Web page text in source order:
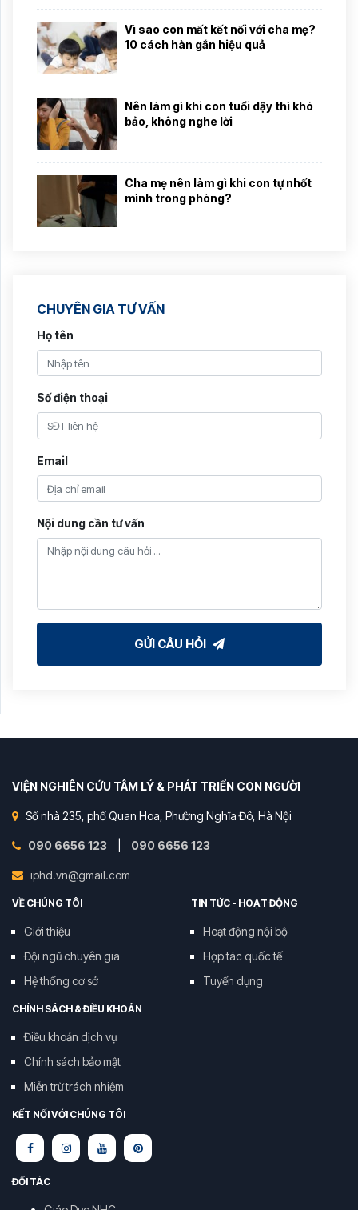
Vì sao con mất kết nối với cha mẹ?
10 cách hàn gắn hiệu quả
Nên làm gì khi con tuổi dậy thì khó
bảo, không nghe lời
Cha mẹ nên làm gì khi con tự nhốt
mình trong phòng?
CHUYÊN GIA TƯ VẤN
Họ tên
Số điện thoại
Email
Nội dung cần tư vấn
GỬI CÂU HỎI
VIỆN NGHIÊN CỨU TÂM LÝ & PHÁT TRIỂN CON NGƯỜI
Số nhà 235, phố Quan Hoa, Phường Nghĩa Đô, Hà Nội
090 6656 123 090 6656 123
iphd.vn@gmail.com
VỀ CHÚNG TÔI
Giới thiệu
Đội ngũ chuyên gia
Hệ thống cơ sở
TIN TỨC - HOẠT ĐỘNG
Hoạt động nội bộ
Hợp tác quốc tế
Tuyển dụng
CHÍNH SÁCH & ĐIỀU KHOẢN
Điều khoản dịch vụ
Chính sách bảo mật
Miễn trừ trách nhiệm
KẾT NỐI VỚI CHÚNG TÔI
ĐỐI TÁC